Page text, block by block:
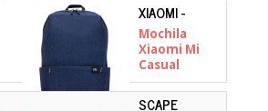
XIAOMI -
ZJB4144GL
Mochila
Xiaomi Mi
Casual
Daypack/
10L/ Azul
SCAPE